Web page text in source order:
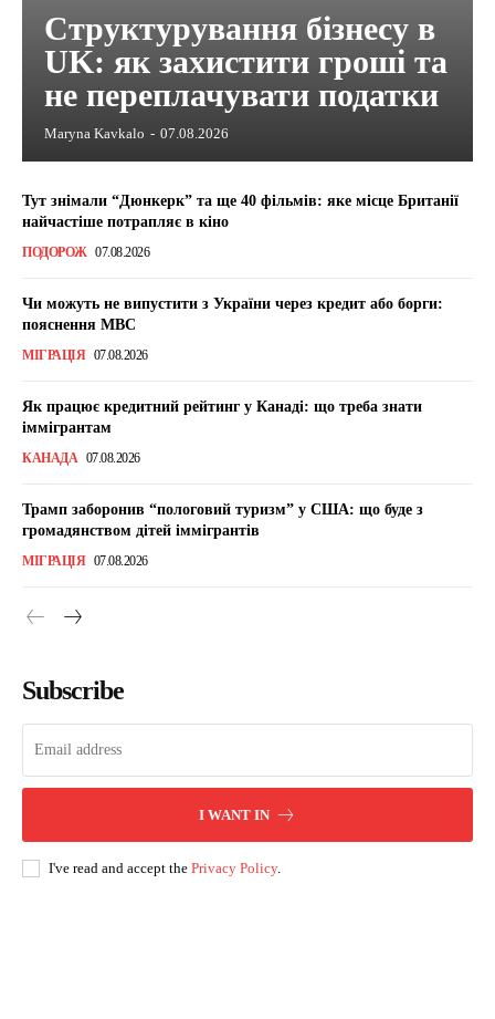
Структурування бізнесу в
UK: як захистити гроші та
не переплачувати податки
Maryna Kavkalo - 07.08.2026
Тут знімали “Дюнкерк” та ще 40 фільмів: яке місце Британії
найчастіше потрапляє в кіно
ПОДОРОЖ 07.08.2026
Чи можуть не випустити з України через кредит або борги:
пояснення МВС
МІГРАЦІЯ 07.08.2026
Як працює кредитний рейтинг у Канаді: що треба знати
іммігрантам
КАНАДА 07.08.2026
Трамп заборонив “пологовий туризм” у США: що буде з
громадянством дітей іммігрантів
МІГРАЦІЯ 07.08.2026
Subscribe
I WANT IN
I've read and accept the Privacy Policy.